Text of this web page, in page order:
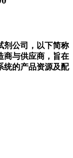
剂公司，以下简称
商与供应商，旨在
统的产品资源及配